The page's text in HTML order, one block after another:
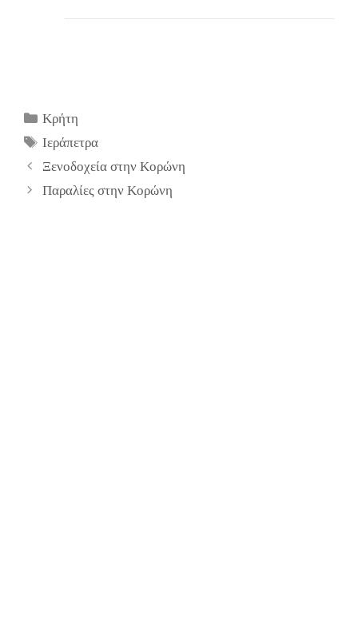
Κατηγορίες
Κρήτη
Ετικέτες
Ιεράπετρα
Ξενοδοχεία στην Κορώνη
Παραλίες στην Κορώνη